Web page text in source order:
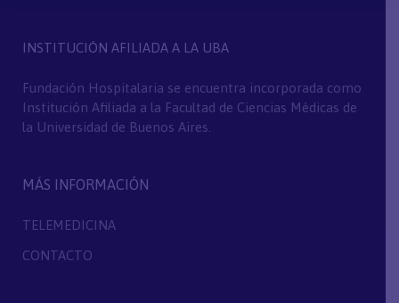
INSTITUCIÓN AFILIADA A LA UBA
Fundación Hospitalaria se encuentra incorporada como
Institución Afiliada a la Facultad de Ciencias Médicas de
la Universidad de Buenos Aires.
MÁS INFORMACIÓN
TELEMEDICINA
CONTACTO